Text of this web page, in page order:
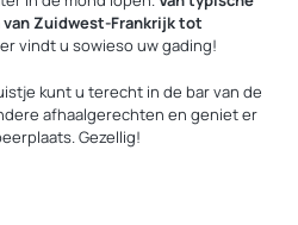
Zuidwest-Frankrijk tot
vindt u sowieso uw gading!
kunt u terecht in de bar van de
afhaalgerechten en geniet er
Gezellig!